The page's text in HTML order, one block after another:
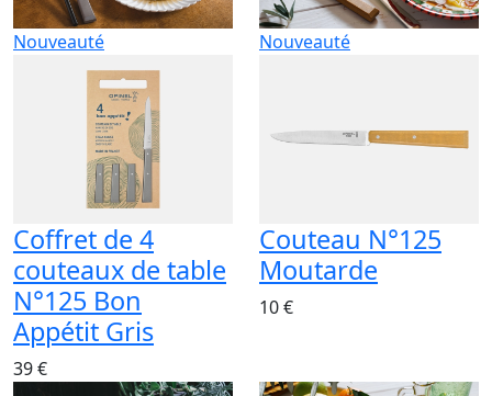
Nouveauté
Coffret de 4
couteaux de table
N°125 Bon
Appétit Gris
39 €
Nouveauté
Couteau N°125
Moutarde
10 €